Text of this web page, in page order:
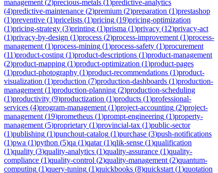
management (2)precious-metals (1)predictive-analytics
(4)predictive-maintenance (2)premium (2)preparation (1)prestashop
(1)preventive (1)pricelists (1)pricing (19)pricing-optimization
(1)pricing-strategy (3)printing (1)prisma (1)privacy (12)privacy-act
(1)privacy-by-design (1)process (2)process-improvement (1)process-
management (1)process-mining (1)process-safety (1)procurement
(11)product-costing (1)product-descriptions (1)product-management
(2)product-mapping (1)product-optimization (1)product-pages
(1)product-photography (1)product-recommendations (1)product-
visualization (1)production (7)production-dashboards (1)production-
management (1)production-planning (2)production-scheduling
(1)productivity (9)productization (1)products (1)professional-
services (4)program-management (1)project-accounting (2)project-
management (19)prometheus (1)prompt-engineering (1)property-
management (5)proprietary (1)provincial-tax (1)public-sector
(1)publishing (1)punchout-catalog (1)purchase (3)push-notifications
(1)pwa (1)python (5)qa (1)qatar(1)qlik-sense (1)qualification
(1)quality (3)quality-analytics (1)quality-assurance (1)quality-
compliance (1)quality-control (2)quality-management (2)quantum-
computing (1)query-tuning (1)quickbooks (8)quickstart (1)quotation